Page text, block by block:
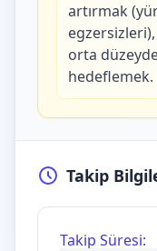
artırmak
orta
hedeflemek.
Takip
Takip Süresi: